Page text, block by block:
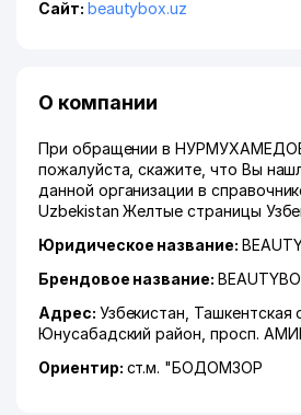
Сайт: beautybox.uz
О компании
При обращении в
пожалуйста, скажите, что Вы
данной организации в
Uzbekistan Желтые страницы
Юридическое название:
Брендовое название:
Адрес: Узбекистан, Ташкентская
Юнусабадский район ,просп.
Ориентир: ст.м. "БОДОМЗОР